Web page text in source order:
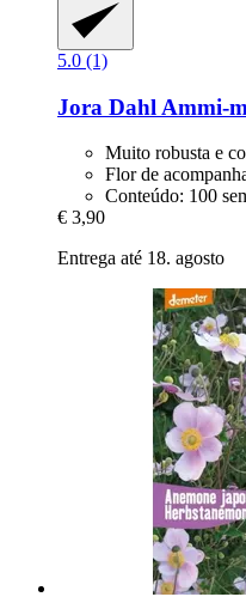
5.0 (1)
Jora Dahl Ammi-​
Muito robusta e
Flor de
Conteúdo: 100
€ 3,90
Entrega até 18. agosto